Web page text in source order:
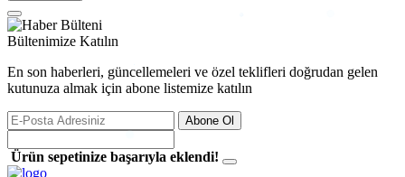
Bültenimize Katılın
En son haberleri, güncellemeleri ve özel teklifleri doğrudan gelen
kutunuza almak için abone listemize katılın
Abone Ol
Ürün sepetinize başarıyla eklendi!